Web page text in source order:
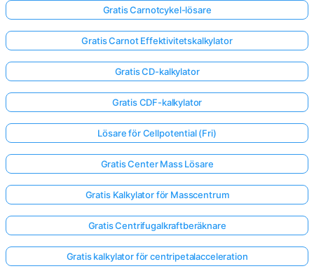
Gratis Carnotcykel-lösare
Gratis Carnot Effektivitetskalkylator
Gratis CD-kalkylator
Gratis CDF-kalkylator
Lösare för Cellpotential (Fri)
Gratis Center Mass Lösare
Gratis Kalkylator för Masscentrum
Gratis Centrifugalkraftberäknare
Gratis kalkylator för centripetalacceleration